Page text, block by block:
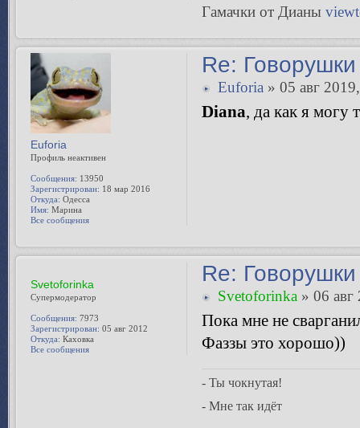
Гамачки от Дианы
Re:
Euforia » 05 авг
Diana, да как я могу
Euforia
Профиль неактивен
Сообщения: 13950
Зарегистрирован: 18 мар 2016
Откуда: Одесса
Имя: Марина
Все сообщения
Re:
Svetoforinka » 06
Пока мне не
Фаззы это хорошо))
- Ты чокнутая!
- Мне так идёт
Svetoforinka
Супермодератор
Сообщения: 7973
Зарегистрирован: 05 авг 2012
Откуда: Каховка
Все сообщения